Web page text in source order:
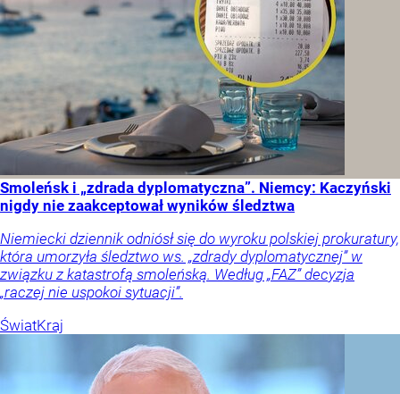
Smoleńsk i „zdrada dyplomatyczna”. Niemcy: Kaczyński
nigdy nie zaakceptował wyników śledztwa
Niemiecki dziennik odniósł się do wyroku polskiej prokuratury,
która umorzyła śledztwo ws. „zdrady dyplomatycznej” w
związku z katastrofą smoleńską. Według „FAZ” decyzja
„raczej nie uspokoi sytuacji”.
ŚwiatKraj